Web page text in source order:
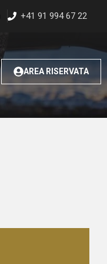
+41 91 994 67 22
AREA RISERVATA